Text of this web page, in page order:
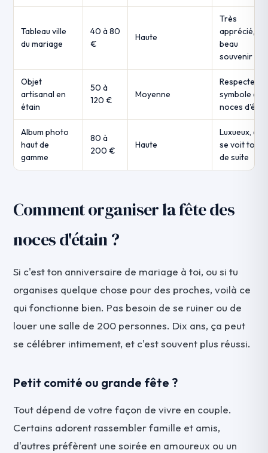
Tableau ville
du mariage
40 à 80
€
Haute
Très
apprécié,
beau
souvenir
Objet
artisanal en
étain
50 à
120 €
Moyenne
Respecte le
symbole des
noces
Album photo
haut de
gamme
80 à
200 €
Haute
Luxueux, ça
se voit tout
de suite
Comment organiser la fête des
noces d'étain ?
Si c'est ton anniversaire de mariage à toi, ou si tu
organises quelque chose pour des proches, voilà ce
qui fonctionne bien. Pas besoin de se ruiner ou de
louer une salle de 200 personnes. Dix ans, ça peut
se célébrer intimement, et c'est souvent plus réussi.
Petit comité ou grande fête ?
Tout dépend de votre façon de vivre en couple.
Certains adorent rassembler famille et amis,
d'autres préfèrent une soirée en amoureux ou un